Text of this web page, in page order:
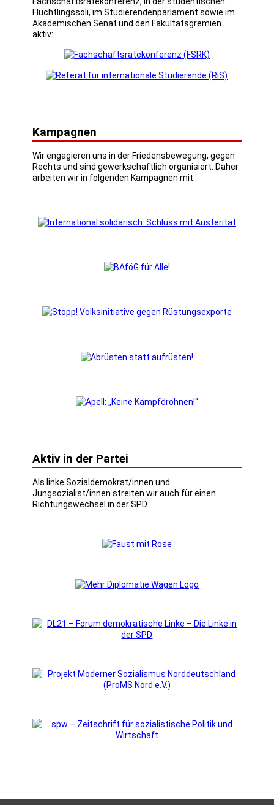
Flüchtlingssoli, im Studierendenparlament sowie im
Akademischen Senat und den Fakultätsgremien
aktiv:
Kampagnen
Wir engagieren uns in der Friedensbewegung, gegen
Rechts und sind gewerkschaftlich organisiert. Daher
arbeiten wir in folgenden Kampagnen mit:
Aktiv in der Partei
Als linke Sozialdemokrat/innen und
Jungsozialist/innen streiten wir auch für einen
Richtungswechsel in der SPD.